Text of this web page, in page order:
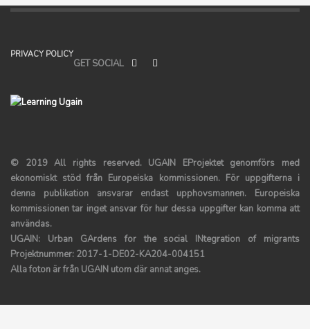
PRIVACY POLICY
GET SOCIAL
© 2019 All rights reserved. UGAIN EProjektet genomförs med
ekonomiskt stöd från Europeiska kommissionen. För uppgifterna i
denna publikation ansvarar endast upphovsmannen. Europeiska
kommissionen tar inget ansvar för hur dessa uppgifter kan komma att
användas.
UGAIN: Urban GArdens for the social INtegration of migrants
Projektnummer: 2017-1-DE02-KA204-004151
Alla foton är från UGAIN utom där annat anges.